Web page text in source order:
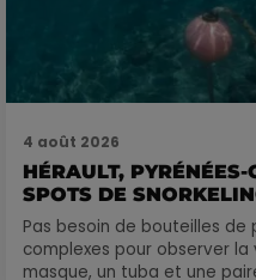
4 août 2026
HÉRAULT,
SPOTS DE
Pas besoin de bouteilles
complexes pour observer
masque, un tuba et une